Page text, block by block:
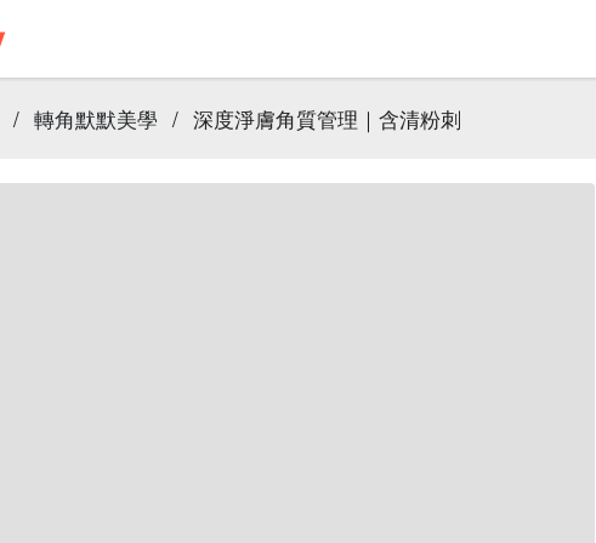
/ 轉角默默美學 / 深度淨膚角質管理｜含清粉刺